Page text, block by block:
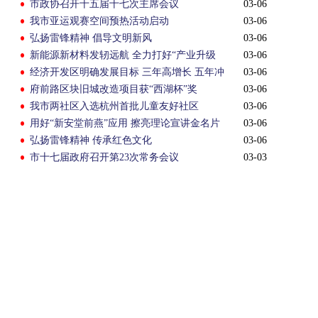
03-06
市政协召开十五届十七次主席会议
03-06
我市亚运观赛空间预热活动启动
03-06
弘扬雷锋精神 倡导文明新风
03-06
新能源新材料发轫远航 全力打好“产业升级
战”
03-06
经济开发区明确发展目标 三年高增长 五年冲
千亿
03-06
府前路区块旧城改造项目获“西湖杯”奖
03-06
我市两社区入选杭州首批儿童友好社区
03-06
用好“新安堂前燕”应用 擦亮理论宣讲金名片
03-06
弘扬雷锋精神 传承红色文化
03-03
市十七届政府召开第23次常务会议